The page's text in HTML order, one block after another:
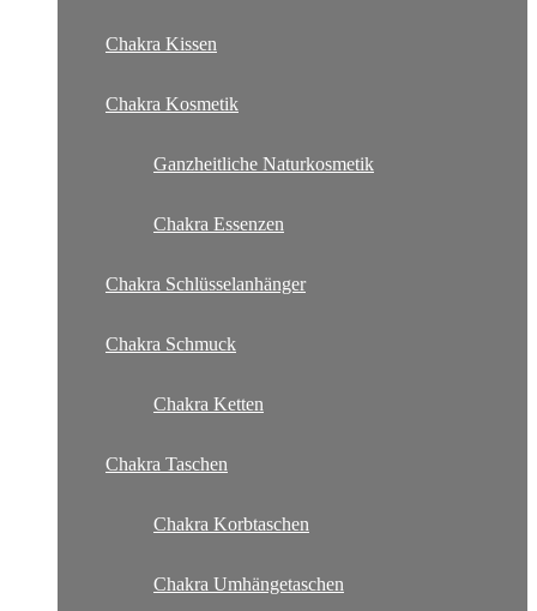
Chakra Kissen
Chakra Kosmetik
Ganzheitliche Naturkosmetik
Chakra Essenzen
Chakra Schlüsselanhänger
Chakra Schmuck
Chakra Ketten
Chakra Taschen
Chakra Korbtaschen
Chakra Umhängetaschen